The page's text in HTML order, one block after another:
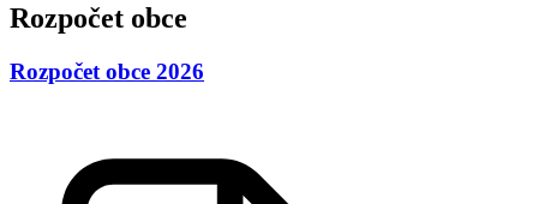
Rozpočet obce
Rozpočet obce 2026